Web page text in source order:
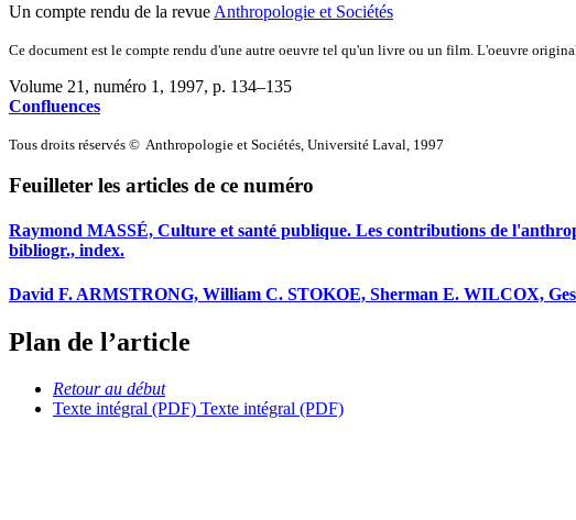
Un compte rendu de la revue Anthropologie et Sociétés
Ce document est le compte rendu d'une autre oeuvre tel qu'un livre ou un film. L'oeuvre
Volume 21, numéro 1, 1997, p. 134–135
Confluences
Tous droits réservés © Anthropologie et Sociétés, Université Laval, 1997
Feuilleter les articles de ce numéro
Raymond MASSÉ, Culture et santé publique. Les contributions de
bibliogr., index.
David F. ARMSTRONG, William C. STOKOE, Sherman E. WILCOX,
Plan de l’article
Retour au début
Texte intégral (PDF) Texte intégral (PDF)